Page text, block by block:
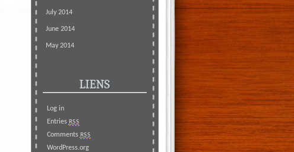
July 2014
June 2014
May 2014
LIENS
Log in
Entries RSS
Comments RSS
WordPress.org